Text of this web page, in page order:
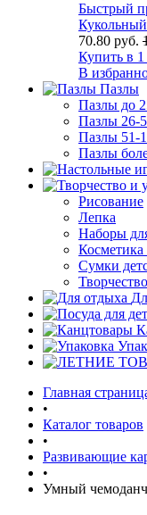
Быстрый
70.80 руб.
Купить в
В
Пазлы
Пазлы до
Пазлы 26-
Пазлы 51-
Пазлы
Рисование
Лепка
Наборы
Сумки
Главная
•
Каталог товаров
•
Развивающие
•
Умный